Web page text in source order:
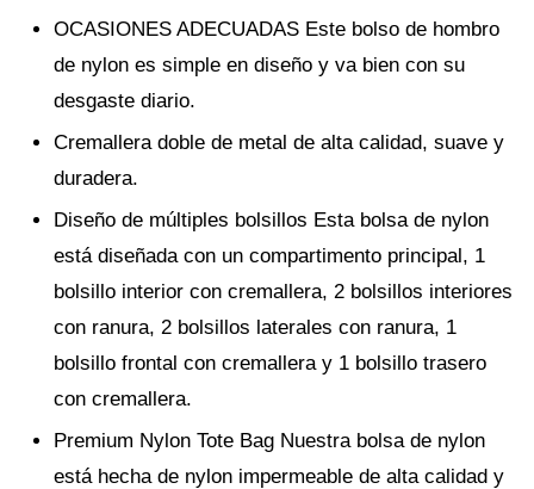
OCASIONES ADECUADAS Este bolso de hombro
de nylon es simple en diseño y va bien con su
desgaste diario.
Cremallera doble de metal de alta calidad, suave y
duradera.
Diseño de múltiples bolsillos Esta bolsa de nylon
está diseñada con un compartimento principal, 1
bolsillo interior con cremallera, 2 bolsillos interiores
con ranura, 2 bolsillos laterales con ranura, 1
bolsillo frontal con cremallera y 1 bolsillo trasero
con cremallera.
Premium Nylon Tote Bag Nuestra bolsa de nylon
está hecha de nylon impermeable de alta calidad y